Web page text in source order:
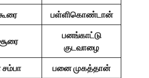
பள்ளிகொண்டான்
பனங்காட்டு
குடவாழை
பனை முகத்தான்